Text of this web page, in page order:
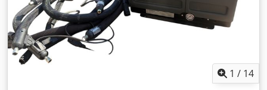
precisa de las asas. Además, la línea de producción está
equipada con un dispositivo para la producción de hilo de
papel, lo que permite la realización integral de pedidos de
bolsas de papel con asas. Nuestra línea de producción de
bolsas de papel garantiza una alta calidad, fiabilidad y
flexibilidad de producción, adaptada a las necesidades
1 / 14